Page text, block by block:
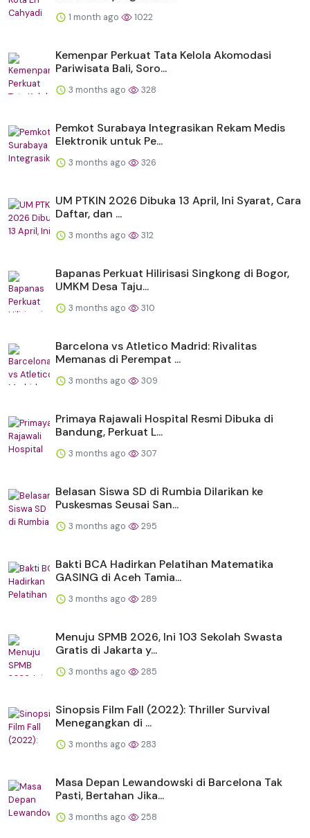
1 month ago 1022
Kemenpar Perkuat Tata Kelola Akomodasi
Pariwisata Bali, Soro...
3 months ago 328
Pemkot Surabaya Integrasikan Rekam Medis
Elektronik untuk Pe...
3 months ago 326
UM PTKIN 2026 Dibuka 13 April, Ini Syarat, Cara
Daftar, dan ...
3 months ago 312
Bapanas Perkuat Hilirisasi Singkong di Bogor,
UMKM Desa Taju...
3 months ago 310
Barcelona vs Atletico Madrid: Rivalitas
Memanas di Perempat ...
3 months ago 309
Primaya Rajawali Hospital Resmi Dibuka di
Bandung, Perkuat L...
3 months ago 307
Belasan Siswa SD di Rumbia Dilarikan ke
Puskesmas Seusai San...
3 months ago 295
Bakti BCA Hadirkan Pelatihan Matematika
GASING di Aceh Tamia...
3 months ago 289
Menuju SPMB 2026, Ini 103 Sekolah Swasta
Gratis di Jakarta y...
3 months ago 285
Sinopsis Film Fall (2022): Thriller Survival
Menegangkan di ...
3 months ago 283
Masa Depan Lewandowski di Barcelona Tak
Pasti, Bertahan Jika...
3 months ago 258